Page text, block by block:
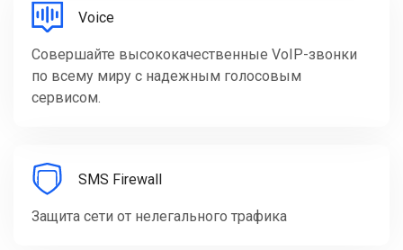
Voice
Совершайте высококачественные VoIP-звонки
по всему миру с надежным голосовым
сервисом.
SMS Firewall
Защита сети от нелегального трафика